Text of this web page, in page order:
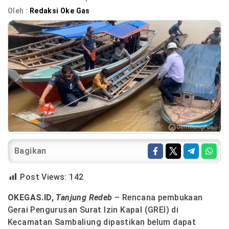
Oleh : Redaksi Oke Gas
Bagikan
Post Views: 142
OKEGAS.ID, Tanjung Redeb – Rencana pembukaan
Gerai Pengurusan Surat Izin Kapal (GREI) di
Kecamatan Sambaliung dipastikan belum dapat